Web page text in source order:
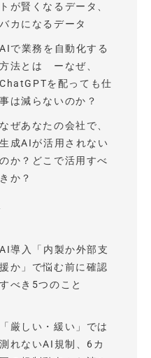
トが賢くなるデータ、
バカになるデータ
AIで業務を自動化する
方法とは ーなぜ、
ChatGPTを配っても仕
事は減らないのか？
なぜあなたの会社で、
生成AIが活用されない
のか？どこで活用すべ
きか？
AI導入「内製か外部支
援か」で悩む前に確認
すべき5つのこと
「厳しい・緩い」では
測れないAI規制、6カ